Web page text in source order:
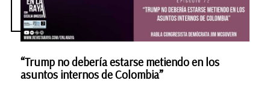
“Trump no debería estarse metiendo en los
asuntos internos de Colombia”